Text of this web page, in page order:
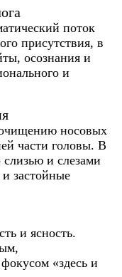
поток
присутствия, в
осознания и
и
очищению носовых
части головы. В
слизью и слезами
застойные
и ясность.
«здесь и